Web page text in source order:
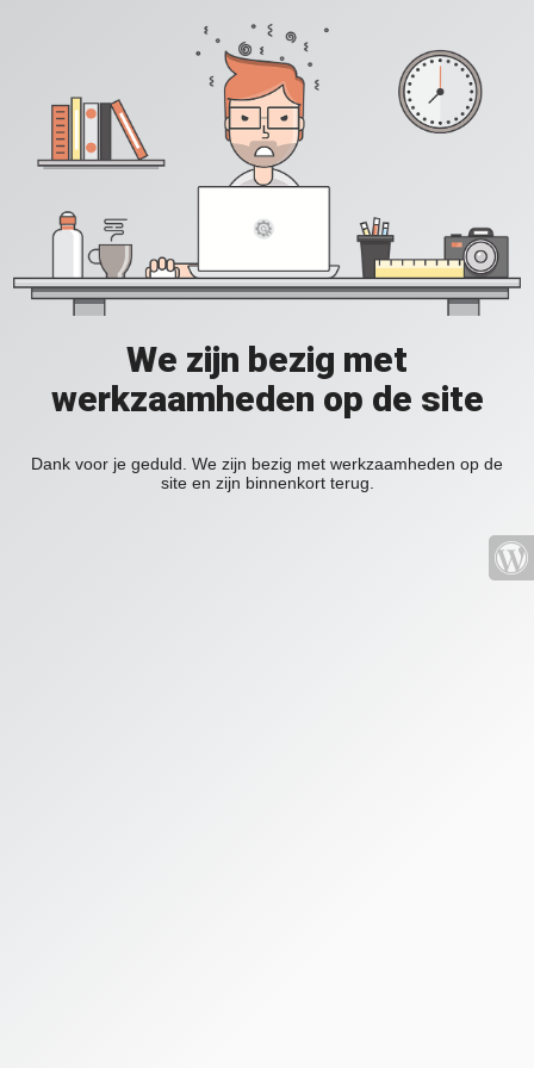
We zijn bezig met
werkzaamheden op de site
Dank voor je geduld. We zijn bezig met werkzaamheden op de
site en zijn binnenkort terug.